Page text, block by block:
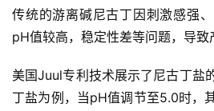
传统的游离碱尼古丁因刺激感强
pH值较高，稳定性差等问题，导致
美国Juul专利技术展示了尼古丁盐
丁盐为例，当pH值调节至5.0时，